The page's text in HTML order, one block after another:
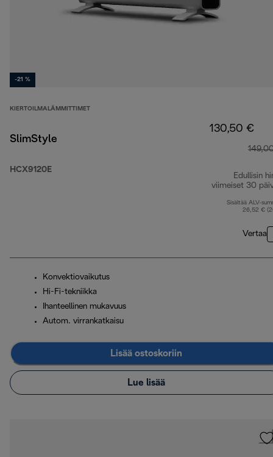
-21 %
KIERTOILMALÄMMITTIMET
SlimStyle
HCX9120E
130,50 €
Edullisin
viimeiset 30
Sisältää ALV-
26,52 €
Vertaa
Konvektiovaikutus
Hi-Fi-tekniikka
Ihanteellinen mukavuus
Autom. virrankatkaisu
Lisää ostoskoriin
Lue lisää